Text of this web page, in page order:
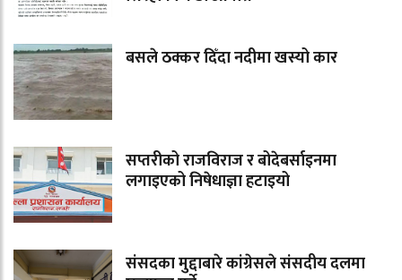
बसले ठक्कर दिँदा नदीमा खस्यो कार
सप्तरीको राजविराज र बोदेबर्साइनमा
लगाइएको निषेधाज्ञा हटाइयो
संसदका मुद्दाबारे कांग्रेसले संसदीय दलमा